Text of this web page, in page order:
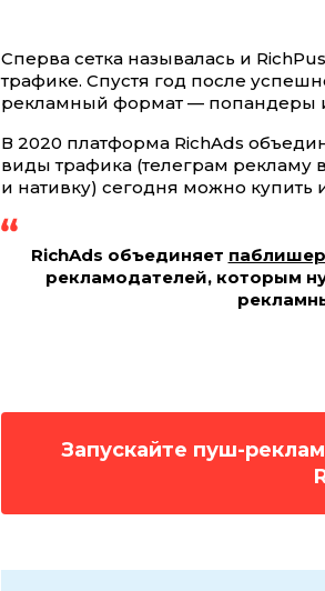
Сперва сетка называлась и
трафике. Спустя год после
рекламный формат — попандеры и
В 2020 платформа RichAds
виды трафика (телеграм рекламу
и нативку) сегодня можно купить
RichAds объединяет
рекламодателей, которым
Запускайте пуш-